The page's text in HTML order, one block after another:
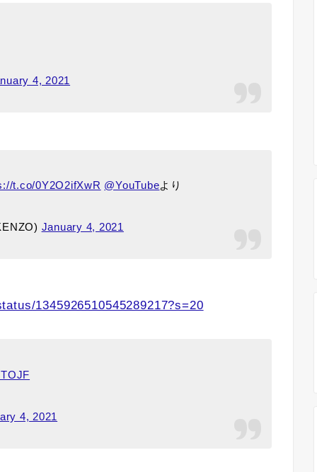
4, 2021
t.co/0Y2O2ifXwR @YouTubeより
January 4, 2021
1345926510545289217?s=20
4, 2021